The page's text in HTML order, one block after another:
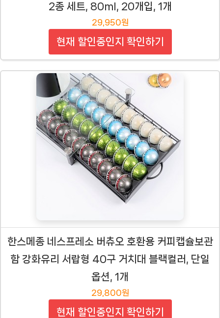
2종 세트, 80ml, 20개입, 1개
29,950원
현재 할인중인지 확인하기
한스메종 네스프레소 버츄오 호환용 커피캡슐보관
함 강화유리 서랍형 40구 거치대 블랙컬러, 단일
옵션, 1개
29,800원
현재 할인중인지 확인하기